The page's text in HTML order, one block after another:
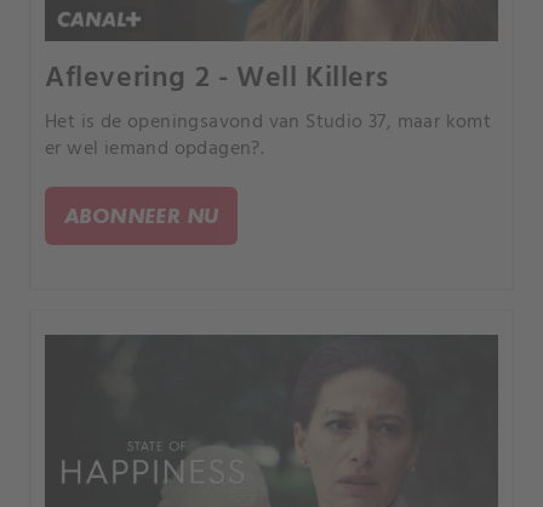
Aflevering 2 - Well Killers
Het is de openingsavond van Studio 37, maar komt
er wel iemand opdagen?.
ABONNEER NU